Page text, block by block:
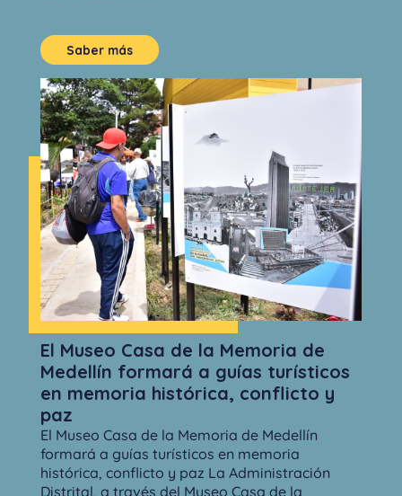
Saber más
El Museo Casa de la Memoria de
Medellín formará a guías turísticos
en memoria histórica, conflicto y
paz
El Museo Casa de la Memoria de Medellín
formará a guías turísticos en memoria
histórica, conflicto y paz La Administración
Distrital, a través del Museo Casa de la